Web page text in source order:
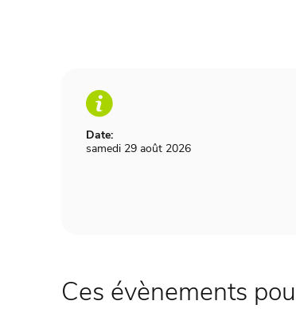
Date:
samedi 29 août 2026
Ces évènements